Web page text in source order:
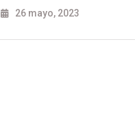
26 mayo, 2023